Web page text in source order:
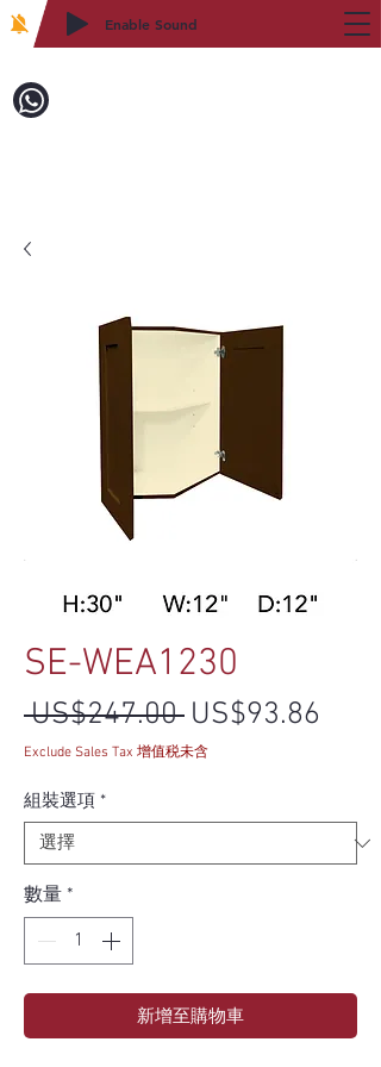
Enable Sound
SE-WEA1230
US$247.00 一般價格
US$93.86
Exclude Sales Tax 增值税未含
組裝選項 *
數量 *
新增至購物車